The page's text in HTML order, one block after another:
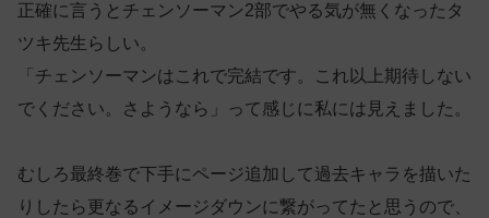
正確に言うとチェンソーマン2部でやる気が無くなったタ
ツキ先生らしい。
「チェンソーマンはこれで完結です。これ以上期待しない
でください。さようなら」って感じに私には見えました。
むしろ最終巻で下手にページ追加して過去キャラを描いた
りしたら更なるイメージダウンに繋がってたと思うので、